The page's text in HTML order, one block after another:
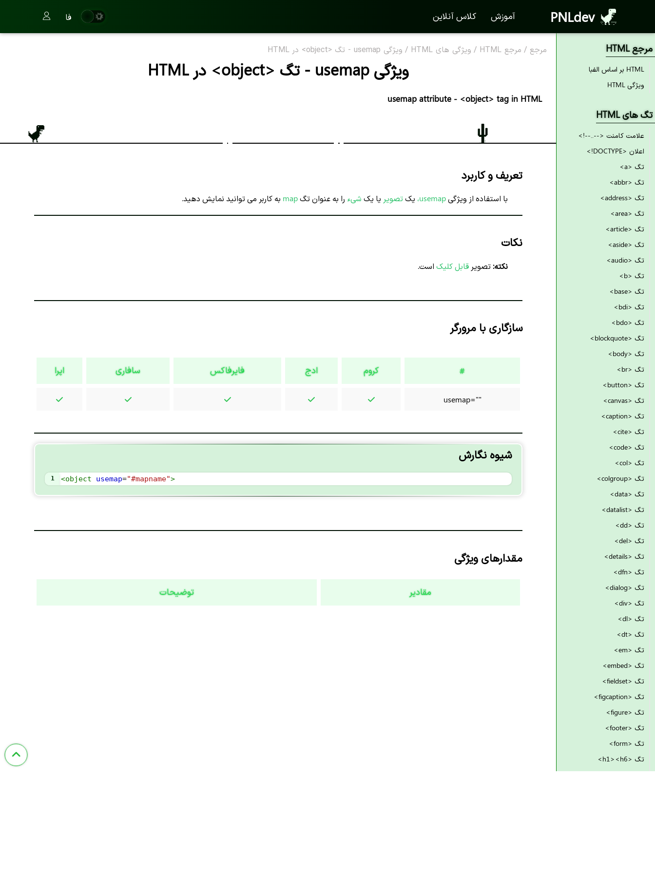
PNLdev آموزش کلاس آنلاین فا
مرجع / مرجع HTML / ویژگی های HTML / ویژگی usemap - تگ <object> در HTML
ویژگی usemap - تگ <object> در HTML
usemap attribute - <object> tag in HTML
تعریف و کاربرد
با استفاده از ویژگی usemap، یکتصویر یا یکشیء را به عنوان تگmap به کاربر می توانید نمایش دهید.
نکات
نکته: تصویر قابل کلیکاست.
سازگاری با مرورگر
# کروم ادج فایرفاکس سافاری اپرا
usemap=""
شیوه نگارش
1 <object usemap="#mapname">
مقدارهای ویژگی
مقادیر توضیحات
مرجع HTML
HTML بر اساس الفبا
ویژگی HTML
تگ های HTML
علامت کامنت <--..--!>
اعلان <DOCTYPE!>
تگ <a>
تگ <abbr>
تگ <address>
تگ <area>
تگ <article>
تگ <aside>
تگ <audio>
تگ <b>
تگ <base>
تگ <bdi>
تگ <bdo>
تگ <blockquote>
تگ <body>
تگ <br>
تگ <button>
تگ <canvas>
تگ <caption>
تگ <cite>
تگ <code>
تگ <col>
تگ <colgroup>
تگ <data>
تگ <datalist>
تگ <dd>
تگ <del>
تگ <details>
تگ <dfn>
تگ <dialog>
تگ <div>
تگ <dl>
تگ <dt>
تگ <em>
تگ <embed>
تگ <fieldset>
تگ <figcaption>
تگ <figure>
تگ <footer>
تگ <form>
تگ <h1><h6>
تگ <head>